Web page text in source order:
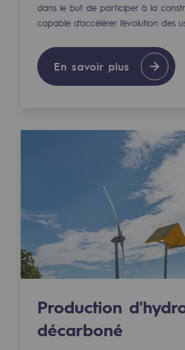
Méthanation
Nouveaux usages
Espace pédagogique
Espace
2050 : un monde
Objectif Hydrogène
CCUS Objectif Zéro
Objectif Biométhane
Le Labo
Acteur engagé
dans le but de participer à la
capable d’accélérer l’évolution des
En savoir plus
Production
décarboné